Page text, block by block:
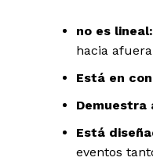
no es lineal:
hacia
Está en
Demuestra
Está
eventos